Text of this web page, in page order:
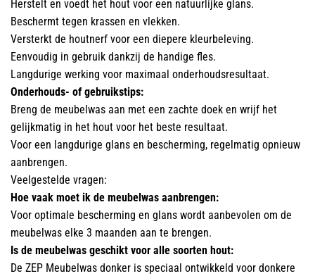
Herstelt en voedt het hout voor een natuurlijke glans.
Beschermt tegen krassen en vlekken.
Versterkt de houtnerf voor een diepere kleurbeleving.
Eenvoudig in gebruik dankzij de handige fles.
Langdurige werking voor maximaal onderhoudsresultaat.
Onderhouds- of gebruikstips:
Breng de meubelwas aan met een zachte doek en wrijf het
gelijkmatig in het hout voor het beste resultaat.
Voor een langdurige glans en bescherming, regelmatig opnieuw
aanbrengen.
Veelgestelde vragen:
Hoe vaak moet ik de meubelwas aanbrengen:
Voor optimale bescherming en glans wordt aanbevolen om de
meubelwas elke 3 maanden aan te brengen.
Is de meubelwas geschikt voor alle soorten hout:
De ZEP Meubelwas donker is speciaal ontwikkeld voor donkere